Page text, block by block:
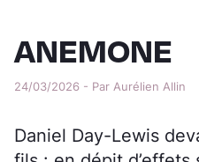
ANEMONE
24/03/2026 - Par Aurélien Allin
Daniel Day-Lewis